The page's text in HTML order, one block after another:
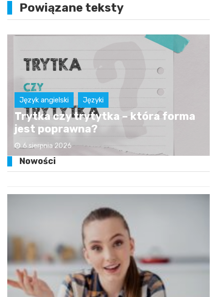
Powiązane teksty
Język angielski Języki
Trytka czy trytytka – która forma
jest poprawna?
6 sierpnia 2026
Nowości